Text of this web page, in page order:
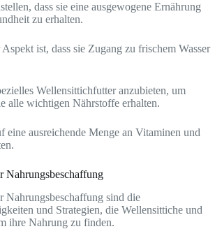
dass sie eine ausgewogene Ernährung
zu erhalten.
ist, dass sie Zugang zu frischem Wasser
Wellensittichfutter anzubieten, um
alle wichtigen Nährstoffe erhalten.
eine ausreichende Menge an Vitaminen und
Nahrungsbeschaffung
Nahrungsbeschaffung sind die
und Strategien, die Wellensittiche und
ihre Nahrung zu finden.